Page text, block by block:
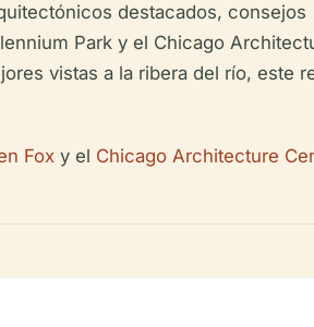
destacados, consejos
Park y el Chicago
vistas a la ribera del río, este
Fox y el Chicago Architecture